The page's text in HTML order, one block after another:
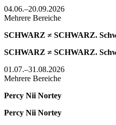
04.06.–20.09.2026
Mehrere Bereiche
SCHWARZ ≠ SCHWARZ.
SCHWARZ ≠ SCHWARZ.
01.07.–31.08.2026
Mehrere Bereiche
Percy Nii Nortey
Percy Nii Nortey